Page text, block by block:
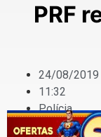
PRF
24/08/2019
11:32
Polícia